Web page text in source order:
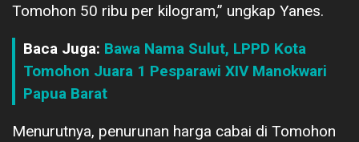
Tomohon 50 ribu per kilogram,” ungkap Yanes.
Baca Juga: Bawa Nama Sulut, LPPD Kota
Tomohon Juara 1 Pesparawi XIV Manokwari
Papua Barat
Menurutnya, penurunan harga cabai di Tomohon